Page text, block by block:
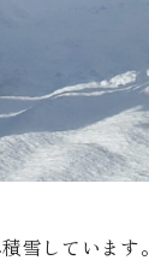
雪しています。